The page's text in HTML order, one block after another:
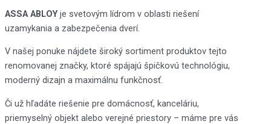
ASSA ABLOYje svetovým lídrom v oblasti riešení
uzamykania a zabezpečenia dverí.
V našej ponuke nájdete široký sortiment produktov tejto
renomovanej značky, ktoré spájajú špičkovú technológiu,
moderný dizajn a maximálnu funkčnosť.
Či už hľadáte riešenie pre domácnosť, kanceláriu,
priemyselný objekt alebo verejné priestory – máme pre vás